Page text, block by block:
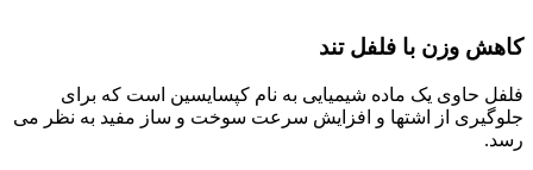
کاهش وزن با فلفل تند
فلفل حاوی یک ماده شیمیایی به نام کپسایسین است که برای
جلوگیری از اشتها و افزایش سرعت سوخت و ساز مفید به نظر می
رسد.